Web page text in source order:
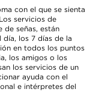
con el que se sienta
servicios de
de señas, están
día, los 7 días de la
en todos los puntos
los amigos o los
los servicios de un
ayuda con el
e intérpretes del